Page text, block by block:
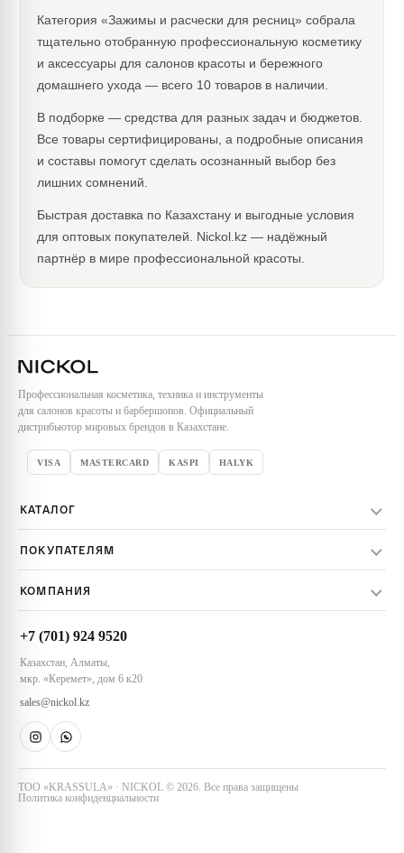
Категория «Зажимы и расчески для ресниц» собрала
тщательно отобранную профессиональную косметику
и аксессуары для салонов красоты и бережного
домашнего ухода — всего 10 товаров в наличии.
В подборке — средства для разных задач и бюджетов.
Все товары сертифицированы, а подробные описания
и составы помогут сделать осознанный выбор без
лишних сомнений.
Быстрая доставка по Казахстану и выгодные условия
для оптовых покупателей. Nickol.kz — надёжный
партнёр в мире профессиональной красоты.
Профессиональная косметика, техника и инструменты
для салонов красоты и барбершопов. Официальный
дистрибьютор мировых брендов в Казахстане.
VISA MASTERCARD KASPI HALYK
КАТАЛОГ
Уход за волосами
Техника и инструменты
Акции
ПОКУПАТЕЛЯМ
КОМПАНИЯ
Контакты
Магазины NICKOL
Тараз
+7 (701) 924 9520
Казахстан, Алматы,
мкр. «Керемет», дом 6 к20
sales@nickol.kz
ТОО «KRASSULA» · NICKOL © 2026. Все права защищены
Политика конфиденциальности